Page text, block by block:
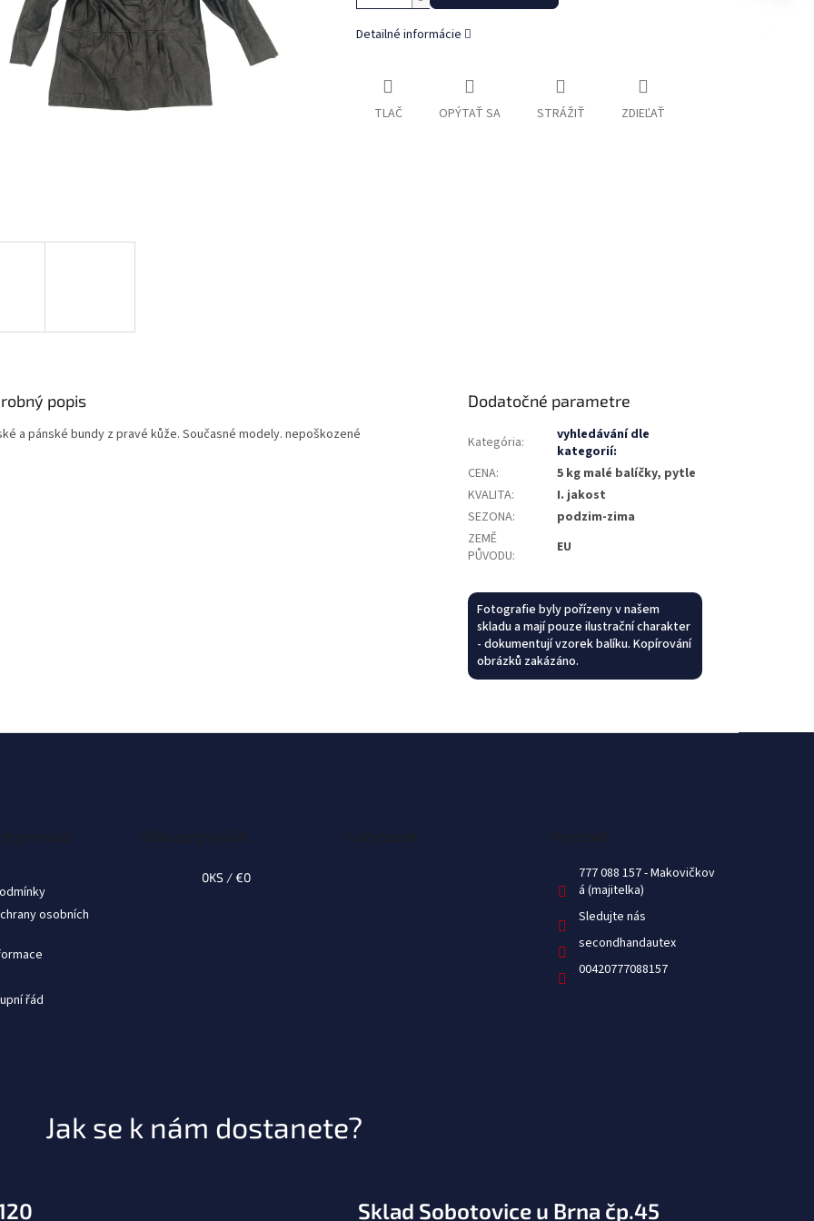
Detailné informácie
TLAČ OPÝTAŤ SA STRÁŽIŤ ZDIEĽAŤ
popis
a pánské bundy z pravé kůže. Současné modely. nepoškozené
Dodatočné parametre
Kategória:
vyhledávání dle
kategorií:
CENA:
5 kg malé balíčky, pytle
KVALITA:
I. jakost
SEZONA:
podzim-zima
ZEMĚ
PŮVODU: EU
Fotografie byly pořízeny v našem
skladu a mají pouze ilustrační charakter
- dokumentují vzorek balíku. Kopírování
obrázků zakázáno.
pro vás
osobních
řád
Nákupný košík
0KS /€0
Facebook Kontakt
777 088 157
Sledujte nás
secondhandautex
00420777088157
Jak se k nám dostanete?
Sklad Sobotovice u Brna čp.45